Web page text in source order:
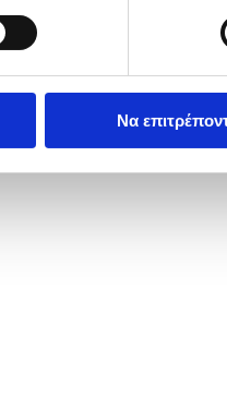
Να